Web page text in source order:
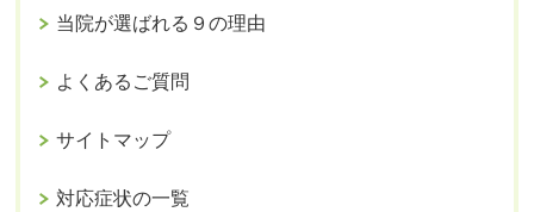
当院が選ばれる９の理由
よくあるご質問
サイトマップ
対応症状の一覧